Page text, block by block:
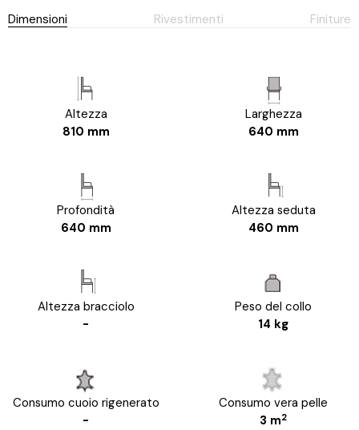
Dimensioni Rivestimenti Finiture
Altezza
810 mm
Larghezza
640 mm
Profondità
640 mm
Altezza seduta
460 mm
Altezza bracciolo
-
Peso del collo
14 kg
Consumo cuoio rigenerato
-
Consumo vera pelle
3 m2